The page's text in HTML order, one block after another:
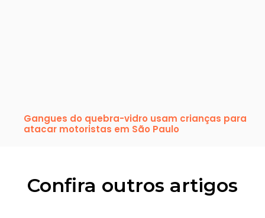
Gangues do quebra-vidro usam crianças para
atacar motoristas em São Paulo
Confira outros artigos